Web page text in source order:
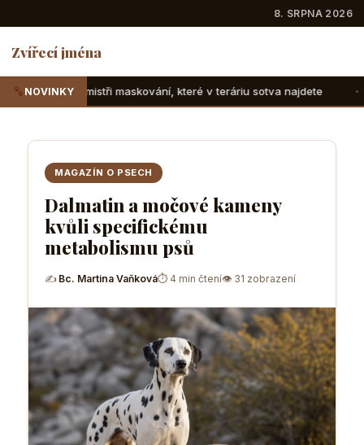
8. SRPNA 2026
Zvířecí jména
NOVINKYkteré v teráriu sotva najdete Suchozemské
MAGAZÍN O PSECH
Dalmatin a močové kameny
kvůli specifickému
metabolismu psů
✍ Bc. Martina Vaňková⏱ 4 min čtení👁 31 zobrazení